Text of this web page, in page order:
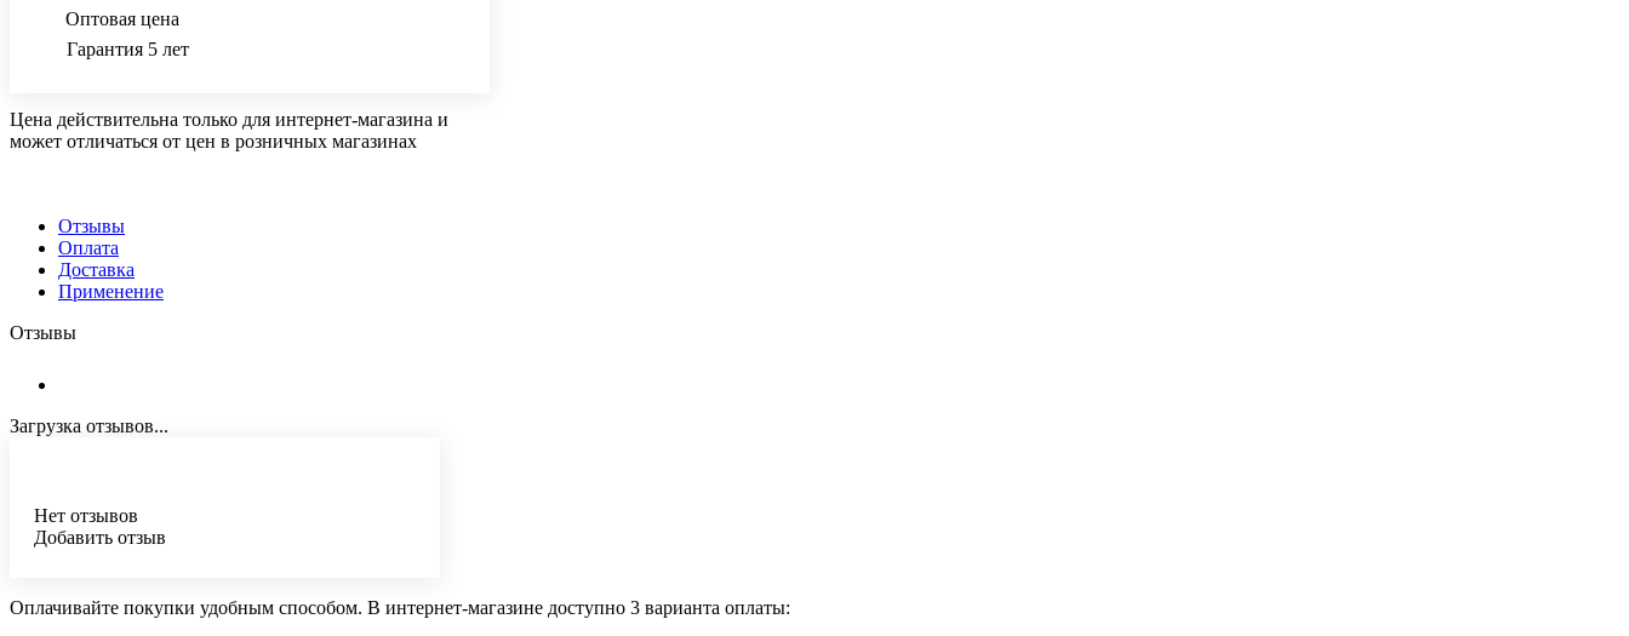
Оптовая цена
Гарантия 5 лет
Цена действительна только для интернет-магазина и
может отличаться от цен в розничных магазинах
Отзывы
Оплата
Доставка
Применение
Отзывы
Загрузка отзывов...
Нет отзывов
Добавить отзыв
Оплачивайте покупки удобным способом. В интернет-магазине доступно 3 варианта оплаты: